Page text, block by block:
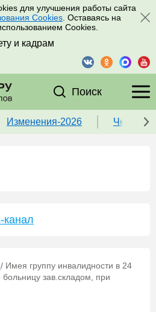
для улучшения работы сайта
Cookies . Оставаясь на
Cookies.
и кадрам
Поиск
Изменения-2026 Чек-
канал
/ Имея группу инвалидности в 24
зав.складом, при